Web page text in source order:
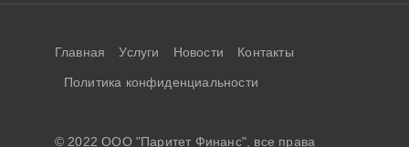
Главная Услуги Новости Контакты
Политика конфиденциальности
© 2022 ООО "Паритет Финанс", все права